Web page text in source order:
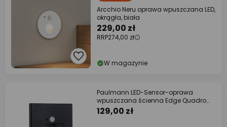
Arcchio Neru oprawa wpuszczana LED,
okrągła, biała
229,00 zł
RRP274,00 zł
W magazynie
Paulmann LED-Sensor-oprawa
wpuszczana ścienna Edge Quadro
czarny 8 cm
129,00 zł